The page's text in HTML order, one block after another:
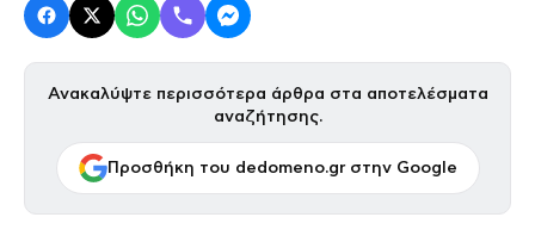
Ανακαλύψτε περισσότερα άρθρα στα αποτελέσματα
αναζήτησης.
Προσθήκη του dedomeno.gr στην Google